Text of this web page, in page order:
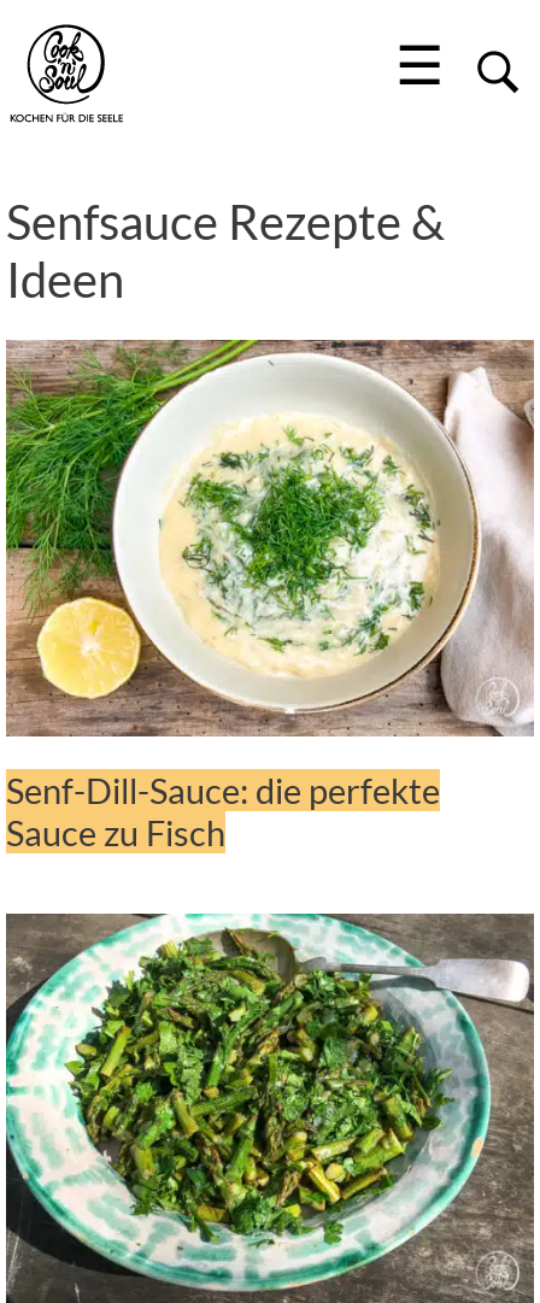
☰
Senfsauce Rezepte &
Ideen
Senf-Dill-Sauce: die perfekte
Sauce zu Fisch